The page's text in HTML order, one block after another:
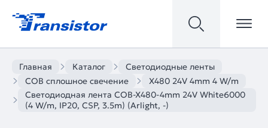
Главная Каталог
Светодиодные ленты
COB сплошное свечение
X480 24V 4mm 4 W/m
Светодиодная лента COB-X480-4mm 24V White6000
(4 W/m, IP20, CSP, 3.5m) (Arlight, -)